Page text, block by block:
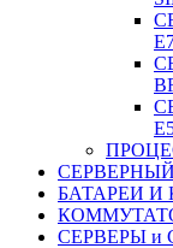
БАТАРЕИ И
СЕРВЕРЫ и